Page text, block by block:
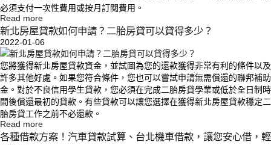
必須支付一次性費用或按月訂閱費用。
Read more
新北房屋貸款如何申請？二胎房貸可以貸得多少？
2022-01-06
您將獲得新北房屋貸款資金，並試圖為您的還款獲得非常有利的條件以及
許多其他好處。如果您符合條件，您也可以嘗試申請無需償還的聯邦補助
金。對於不良信用學生貸款，您必須在完成二胎房貸學業或低於全日制時
間後償還最初的貸款。有些貸款可以讓您選擇在獲得新北房屋貸款穩定二
胎房貸工作之前不必還款。
Read more
各種借款方案！汽車貸款試算、台北機車借款，讓您安心借，輕